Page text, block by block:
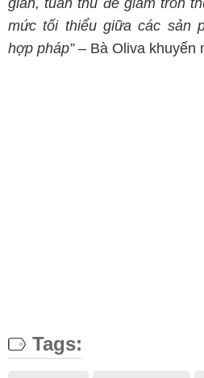
giản, tuân thủ để giảm trốn
mức tối thiểu giữa các sản
hợp pháp”– Bà Oliva khuyến
Tags: